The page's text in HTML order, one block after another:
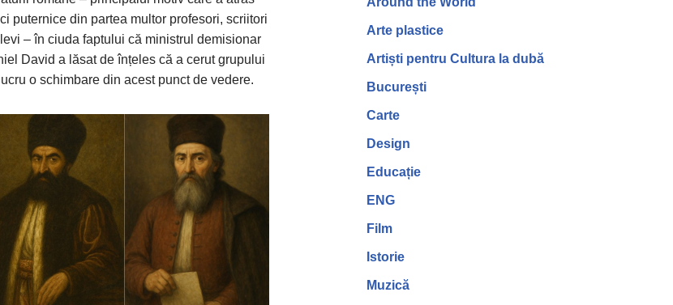
puternice din partea multor profesori, scriitori
– în ciuda faptului că ministrul demisionar
David a lăsat de înțeles că a cerut grupului
o schimbare din acest punct de vedere.
Arte plastice
Artiști pentru Cultura la dubă
București
Carte
Design
Educație
ENG
Film
Istorie
Muzică